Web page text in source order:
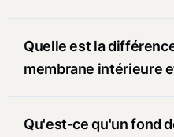
Quelle est la
membrane intérieure
Qu'est-ce qu'un fond